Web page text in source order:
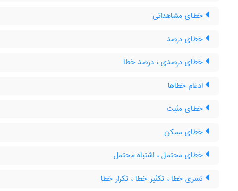
خطای مشاهداتی
خطای درصد
خطای درصدی ، درصد خطا
ادغام خطاها
خطای مثبت
خطای ممکن
خطای محتمل ، اشتباه محتمل
تسری خطا ، تکثیر خطا ، تکرار خطا